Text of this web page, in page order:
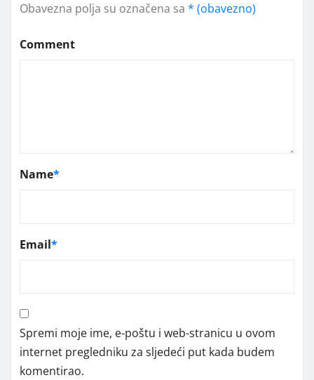
Obavezna polja su označena sa * (obavezno)
Comment
Name*
Email*
Spremi moje ime, e-poštu i web-stranicu u ovom
internet pregledniku za sljedeći put kada budem
komentirao.